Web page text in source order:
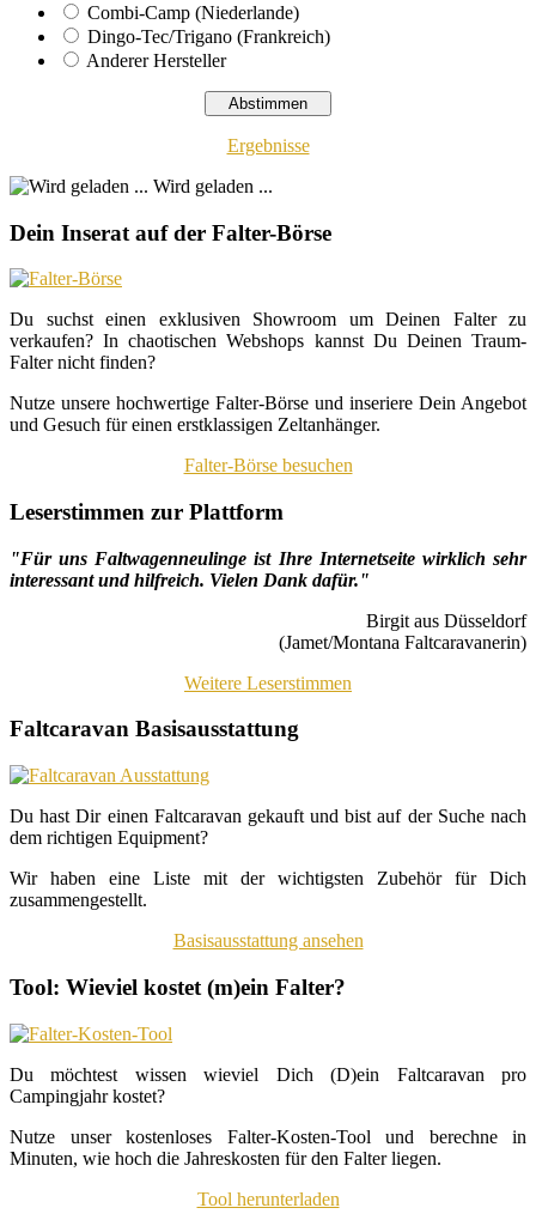
Combi-Camp (Niederlande)
Dingo-Tec/Trigano (Frankreich)
Anderer Hersteller
Ergebnisse
Wird geladen ...
Dein Inserat auf der Falter-Börse
Du suchst einen exklusiven Showroom um Deinen Falter zu
verkaufen? In chaotischen Webshops kannst Du Deinen Traum-
Falter nicht finden?
Nutze unsere hochwertige Falter-Börse und inseriere Dein Angebot
und Gesuch für einen erstklassigen Zeltanhänger.
Falter-Börse besuchen
Leserstimmen zur Plattform
"Für uns Faltwagenneulinge ist Ihre Internetseite wirklich sehr
interessant und hilfreich. Vielen Dank dafür."
Birgit aus Düsseldorf
(Jamet/Montana Faltcaravanerin)
Weitere Leserstimmen
Faltcaravan Basisausstattung
Du hast Dir einen Faltcaravan gekauft und bist auf der Suche nach
dem richtigen Equipment?
Wir haben eine Liste mit der wichtigsten Zubehör für Dich
zusammengestellt.
Basisausstattung ansehen
Tool: Wieviel kostet (m)ein Falter?
Du möchtest wissen wieviel Dich (D)ein Faltcaravan pro
Campingjahr kostet?
Nutze unser kostenloses Falter-Kosten-Tool und berechne in
Minuten, wie hoch die Jahreskosten für den Falter liegen.
Tool herunterladen